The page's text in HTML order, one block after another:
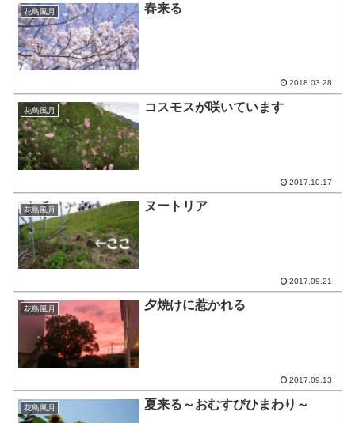
花鳥風月 春来る
2018.03.28
花鳥風月 コスモスが咲いています
2017.10.17
花鳥風月 ヌートリア
2017.09.21
花鳥風月 夕焼けに惹かれる
2017.09.13
花鳥風月 夏来る～おむすびひまわり～